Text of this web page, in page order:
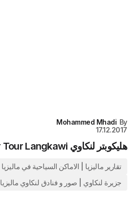
By
Mohammed Mhadi
17.12.2017
هليكوبتر لنكاوي Helicopter Tour Langkawi
تقارير ماليزيا | الاماكن السياحية في ماليزيا
جزيرة لنكاوي | صور و فنادق لنكاوي ماليزيا